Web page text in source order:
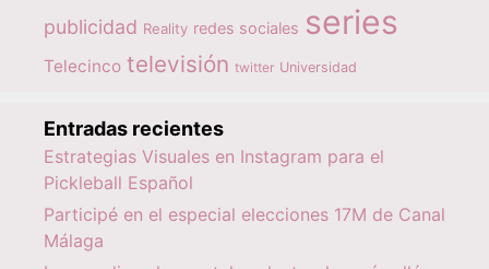
publicidad Reality redes sociales series
Telecinco televisión twitter Universidad
Entradas recientes
Estrategias Visuales en Instagram para el
Pickleball Español
Participé en el especial elecciones 17M de Canal
Málaga